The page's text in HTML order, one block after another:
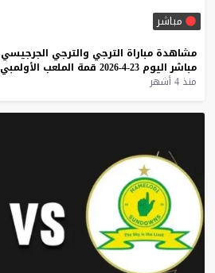
مباشر
مشاهدة مباراة الترجي والترجي الجرجيسي
مباشر اليوم 23-4-2026 قمة الملعب الأولمبي
منذ 4 أشهر